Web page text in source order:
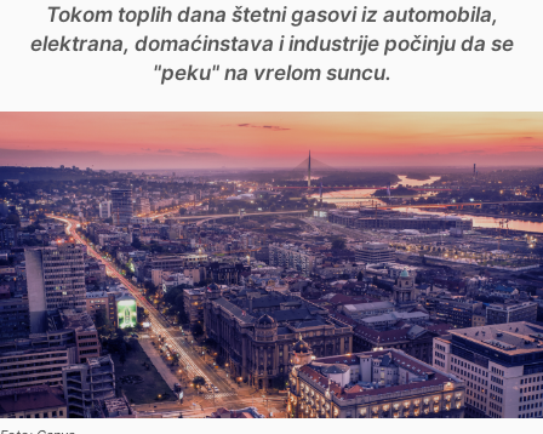
Tokom toplih dana štetni gasovi iz automobila,
elektrana, domaćinstava i industrije počinju da se
"peku" na vrelom suncu.